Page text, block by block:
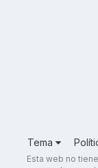
Tema
Esta web no